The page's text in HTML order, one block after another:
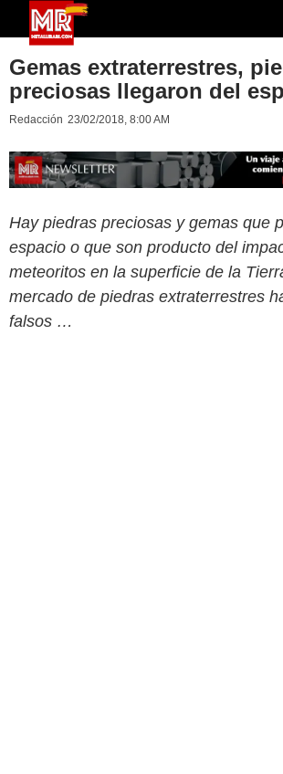
Gemas extraterrestres,
preciosas llegaron del
Redacción 23/02/2018, 8:00 AM
Hay piedras preciosas y gemas que
espacio o que son producto del
meteoritos en la superficie de la
mercado de piedras extraterrestres
falsos …